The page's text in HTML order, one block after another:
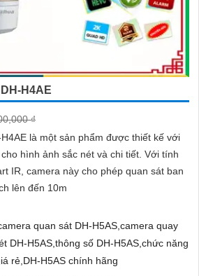
H4AE
₫
là một sản phẩm được thiết kế với
hình ảnh sắc nét và chi tiết. Với tính
IR, camera này cho phép quan sát ban
lên đến 10m